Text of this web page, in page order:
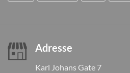
Adresse
Karl Johans Gate 7